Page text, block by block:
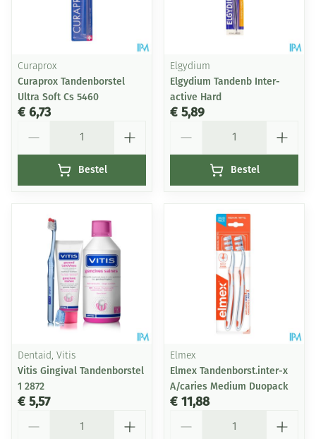
Curaprox
Curaprox Tandenborstel
Ultra Soft Cs 5460
€ 6,73
Bestel
Elgydium
Elgydium Tandenb Inter-
active Hard
€ 5,89
Bestel
Dentaid, Vitis
Vitis Gingival Tandenborstel
1 2872
€ 5,57
Elmex
Elmex Tandenborst.inter-x
A/caries Medium Duopack
€ 11,88